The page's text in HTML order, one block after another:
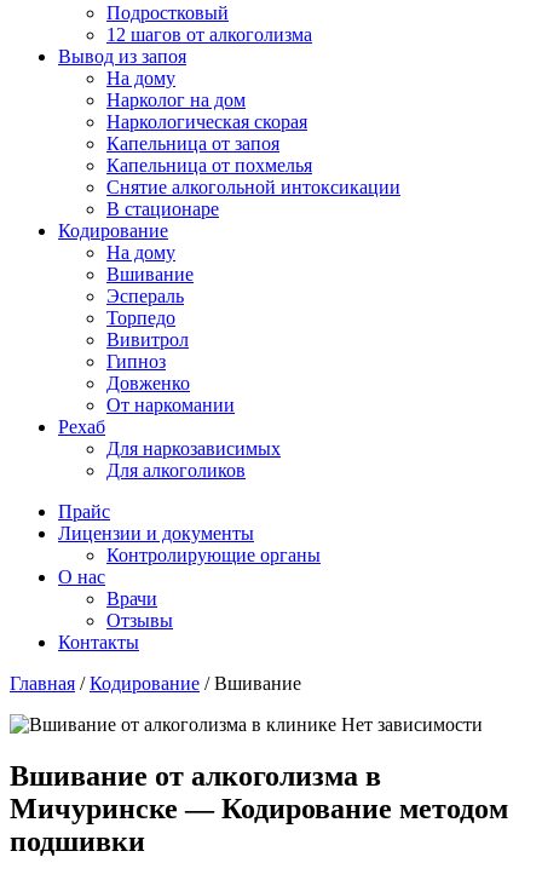
Подростковый
12 шагов от алкоголизма
Вывод из запоя
На дому
Нарколог на дом
Наркологическая скорая
Капельница от запоя
Капельница от похмелья
Снятие алкогольной интоксикации
В стационаре
Кодирование
На дому
Вшивание
Эспераль
Торпедо
Вивитрол
Гипноз
Довженко
От наркомании
Рехаб
Для наркозависимых
Для алкоголиков
Прайс
Лицензии и документы
Контролирующие органы
О нас
Врачи
Отзывы
Контакты
Главная /Кодирование /Вшивание
Вшивание от алкоголизма в
Мичуринске — Кодирование методом
подшивки